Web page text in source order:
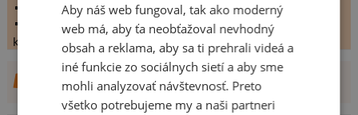
komentářů:3.96774
koupilo by:
5 lidí
konečné hodnocení: 3.96774
DALŠÍ NÁVRHY OD DECOR
Aby náš web fungoval, tak ako moderný
web má, aby ťa neobťažoval nevhodný
obsah a reklama, aby sa ti prehrali videá a
iné funkcie zo sociálnych sietí a aby sme
mohli analyzovať návštevnosť. Preto
všetko potrebujeme my a naši partneri